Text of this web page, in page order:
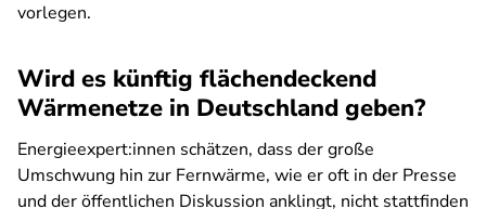
vorlegen.
Wird es künftig flächendeckend
Wärmenetze in Deutschland geben?
Energieexpert:innen schätzen, dass der große
Umschwung hin zur Fernwärme, wie er oft in der Presse
und der öffentlichen Diskussion anklingt, nicht stattfinden